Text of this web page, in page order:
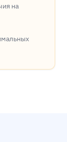
на